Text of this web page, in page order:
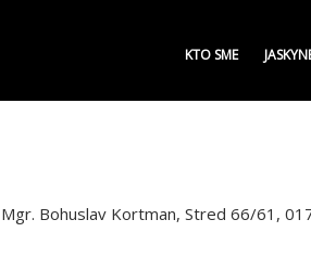
KTO SME
Bohuslav Kortman, Stred 66/61,